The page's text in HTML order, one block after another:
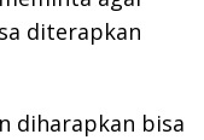
diterapkan
diharapkan bisa